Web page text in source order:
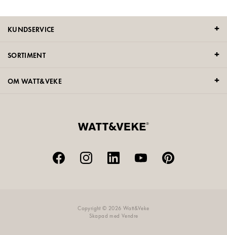
KUNDSERVICE
SORTIMENT
OM WATT&VEKE
Copyright © 2026 Watt&Veke
Skapad med Vendre